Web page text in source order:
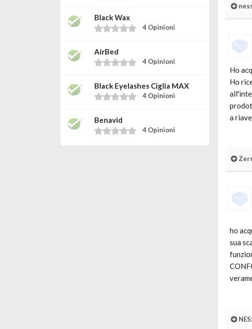
Ho
Ho
a
ho
sua
Black Wax
4 Opinioni
AirBed
4 Opinioni
Black Eyelashes Ciglia MAX
4 Opinioni
Benavid
4 Opinioni